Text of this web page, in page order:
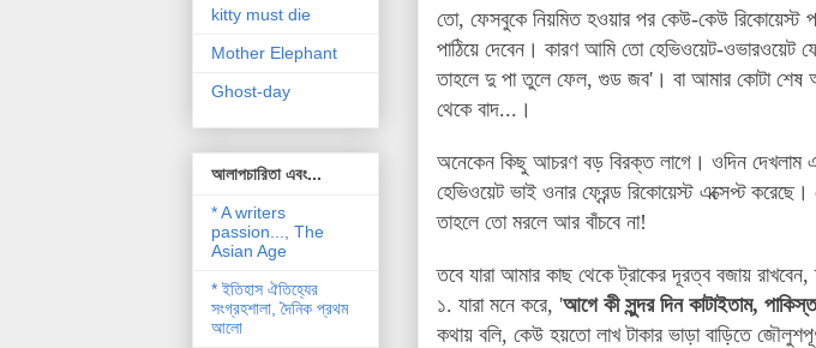
তো, ফেসবুকে নিয়মিত হওয়ার পর কেউ-কেউ রিকোয়েস্ট
পাঠিয়ে দেবেন। কারণ আমি তো হেভিওয়েট-ওভারওয়েট
তাহলে দু পা তুলে ফেল, গুড জব'। বা আমার কোটা শেষ
থেকে বাদ...।
অনেকেন কিছু আচরণ বড় বিরক্ত লাগে। ওদিন দেখলাম
হেভিওয়েট ভাই ওনার ফ্রেন্ড রিকোয়েস্ট এক্সেপ্ট
তাহলে তো মরলে আর বাঁচবে না!
তবে যারা আমার কাছ থেকে ট্রাকের দূরত্ব বজায় রাখবেন,
১. যারা মনে করে, 'আগে কী সুন্দর দিন কাটাইতাম,
কথায় বলি, কেউ হয়তো লাখ টাকার ভাড়া বাড়িতে
kitty must die
Mother Elephant
Ghost-day
আলাপচারিতা এবং...
* A writers
passion..., The
Asian Age
* ইতিহাস ঐতিহ্যের
সংগ্রহশালা, দৈনিক প্রথম
আলো